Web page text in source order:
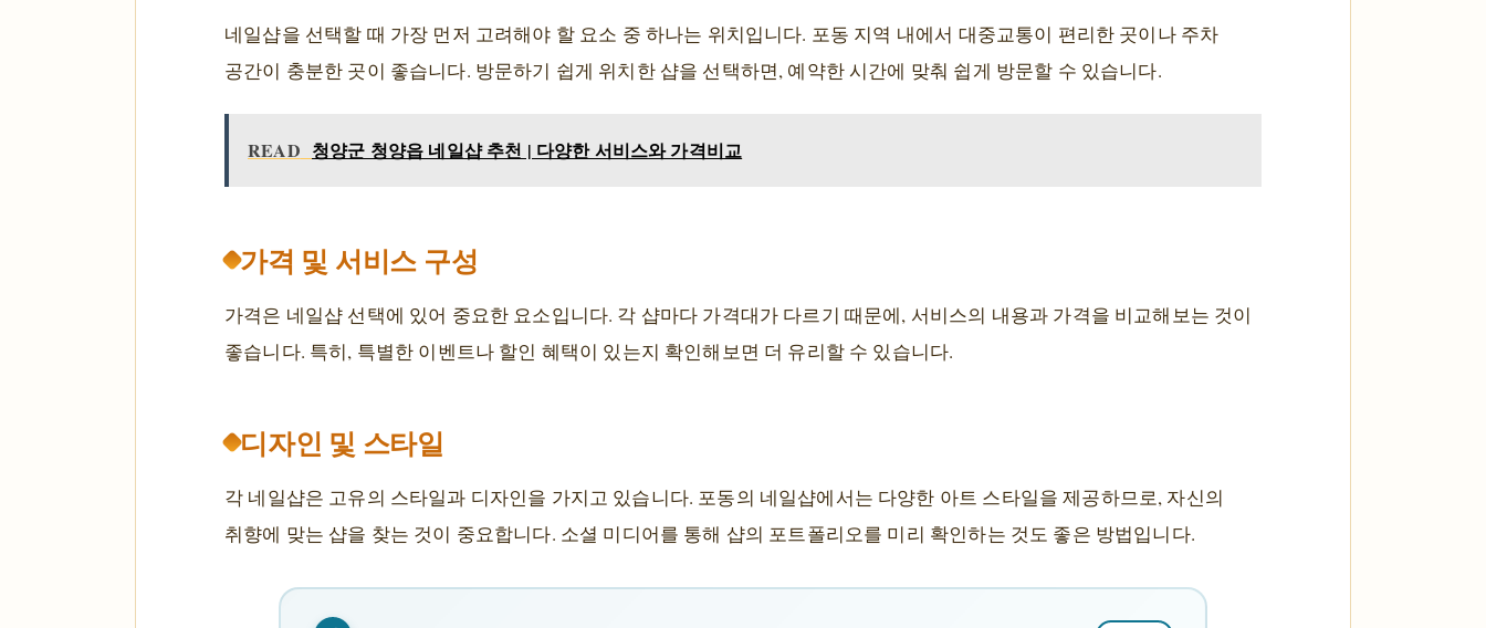
네일샵을 선택할 때 가장 먼저 고려해야 할 요소 중 하나는 위치입니다. 포동 지역 내에서 대중교통이 편리한 곳이나 주차
공간이 충분한 곳이 좋습니다. 방문하기 쉽게 위치한 샵을 선택하면, 예약한 시간에 맞춰 쉽게 방문할 수 있습니다.
READ 청양군 청양읍 네일샵 추천 | 다양한 서비스와 가격비교
가격 및 서비스 구성
가격은 네일샵 선택에 있어 중요한 요소입니다. 각 샵마다 가격대가 다르기 때문에, 서비스의 내용과 가격을 비교해보는 것이
좋습니다. 특히, 특별한 이벤트나 할인 혜택이 있는지 확인해보면 더 유리할 수 있습니다.
디자인 및 스타일
각 네일샵은 고유의 스타일과 디자인을 가지고 있습니다. 포동의 네일샵에서는 다양한 아트 스타일을 제공하므로, 자신의
취향에 맞는 샵을 찾는 것이 중요합니다. 소셜 미디어를 통해 샵의 포트폴리오를 미리 확인하는 것도 좋은 방법입니다.